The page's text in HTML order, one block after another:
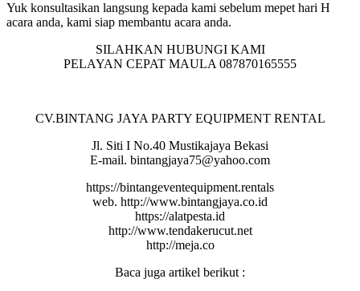
Yuk konsultasikan langsung kepada kami sebelum mepet hari H
acara anda, kami siap membantu acara anda.
SILAHKAN HUBUNGI KAMI
PELAYAN CEPAT MAULA 087870165555
CV.BINTANG JAYA PARTY EQUIPMENT RENTAL
Jl. Siti I No.40 Mustikajaya Bekasi
E-mail. bintangjaya75@yahoo.com
https://bintangeventequipment.rentals
web. http://www.bintangjaya.co.id
https://alatpesta.id
http://www.tendakerucut.net
http://meja.co
Baca juga artikel berikut :